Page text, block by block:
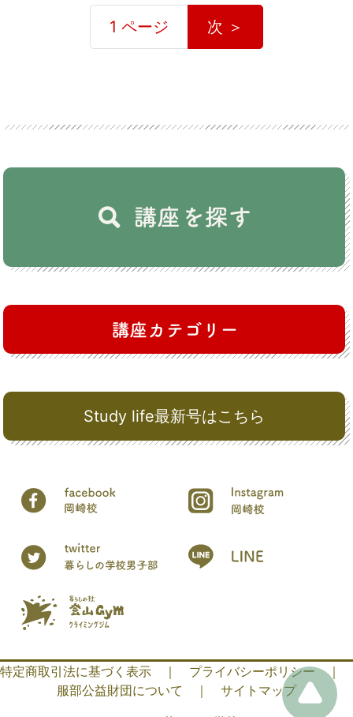
Study life最新号はこちら
1 ページ 次 ＞
特定商取引法に基づく表示 ｜ プライバシーポリシー
｜
服部公益財団について
｜
サイトマップ